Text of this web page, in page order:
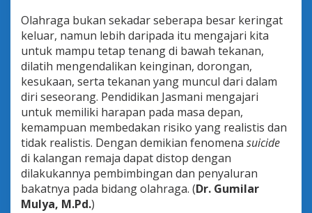
Olahraga bukan sekadar seberapa besar keringat
keluar, namun lebih daripada itu mengajari kita
untuk mampu tetap tenang di bawah tekanan,
dilatih mengendalikan keinginan, dorongan,
kesukaan, serta tekanan yang muncul dari dalam
diri seseorang. Pendidikan Jasmani mengajari
untuk memiliki harapan pada masa depan,
kemampuan membedakan risiko yang realistis dan
tidak realistis. Dengan demikian fenomena suicide
di kalangan remaja dapat distop dengan
dilakukannya pembimbingan dan penyaluran
bakatnya pada bidang olahraga. (Dr. Gumilar
Mulya, M.Pd.)